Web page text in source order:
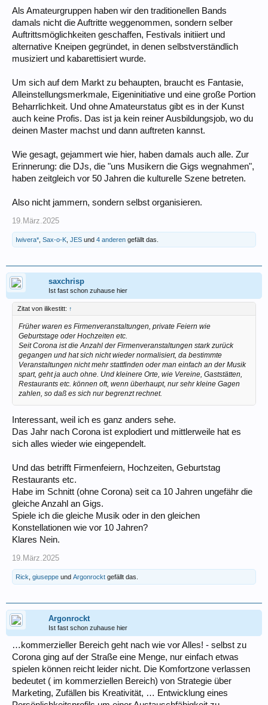
Als Amateurgruppen haben wir den traditionellen Bands
damals nicht die Auftritte weggenommen, sondern selber
Auftrittsmöglichkeiten geschaffen, Festivals initiiert und
alternative Kneipen gegründet, in denen selbstverständlich
musiziert und kabarettisiert wurde.
Um sich auf dem Markt zu behaupten, braucht es Fantasie,
Alleinstellungsmerkmale, Eigeninitiative und eine große Portion
Beharrlichkeit. Und ohne Amateurstatus gibt es in der Kunst
auch keine Profis. Das ist ja kein reiner Ausbildungsjob, wo du
deinen Master machst und dann auftreten kannst.
Wie gesagt, gejammert wie hier, haben damals auch alle. Zur
Erinnerung: die DJs, die "uns Musikern die Gigs wegnahmen",
haben zeitgleich vor 50 Jahren die kulturelle Szene betreten.
Also nicht jammern, sondern selbst organisieren.
19.März.2025
Iwivera* Sax-o-K JES und 4 anderen gefällt das.
saxchrisp
Ist fast schon zuhause hier
Zitat von ilikestitt: ↑
Früher waren es Firmenveranstaltungen, private Feiern wie
Geburtstage oder Hochzeiten etc.
Seit Corona ist die Anzahl der Firmenveranstaltungen stark zurück
gegangen und hat sich nicht wieder normalisiert, da bestimmte
Veranstaltungen nicht mehr stattfinden oder man einfach an der Musik
spart, geht ja auch ohne. Und kleinere Orte, wie Vereine, Gaststätten,
Restaurants etc. können oft, wenn überhaupt, nur sehr kleine Gagen
zahlen, so daß es sich nur begrenzt rechnet.
Interessant, weil ich es ganz anders sehe.
Das Jahr nach Corona ist explodiert und mittlerweile hat es
sich alles wieder wie eingependelt.
Und das betrifft Firmenfeiern, Hochzeiten, Geburtstag
Restaurants etc.
Habe im Schnitt (ohne Corona) seit ca 10 Jahren ungefähr die
gleiche Anzahl an Gigs.
Spiele ich die gleiche Musik oder in den gleichen
Konstellationen wie vor 10 Jahren?
Klares Nein.
19.März.2025
Rick giuseppe und Argonrockt gefällt das.
Argonrockt
Ist fast schon zuhause hier
…kommerzieller Bereich geht nach wie vor Alles! - selbst zu
Corona ging auf der Straße eine Menge, nur einfach etwas
spielen können reicht leider nicht. Die Komfortzone verlassen
bedeutet ( im kommerziellen Bereich) von Strategie über
Marketing, Zufällen bis Kreativität, … Entwicklung eines